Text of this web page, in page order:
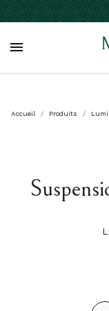

Accueil Produits